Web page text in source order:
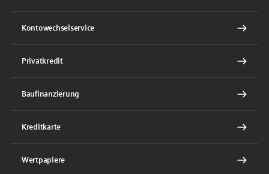
Kontowechselservice
Privatkredit
Baufinanzierung
Kreditkarte
Wertpapiere